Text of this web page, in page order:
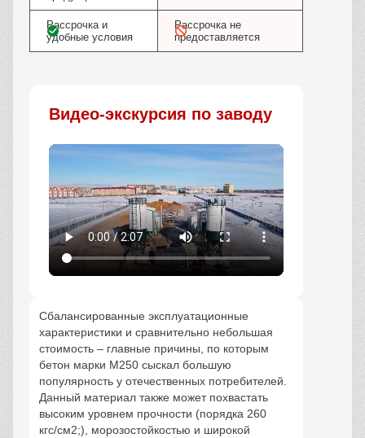
Рассрочка и
удобные условия
Рассрочка не
предоставляется
Видео-экскурсия по заводу
Сбалансированные эксплуатационные
характеристики и сравнительно небольшая
стоимость – главные причины, по которым
бетон марки М250 сыскал большую
популярность у отечественных потребителей.
Данный материал также может похвастать
высоким уровнем прочности (порядка 260
кгс/см2;), морозостойкостью и широкой